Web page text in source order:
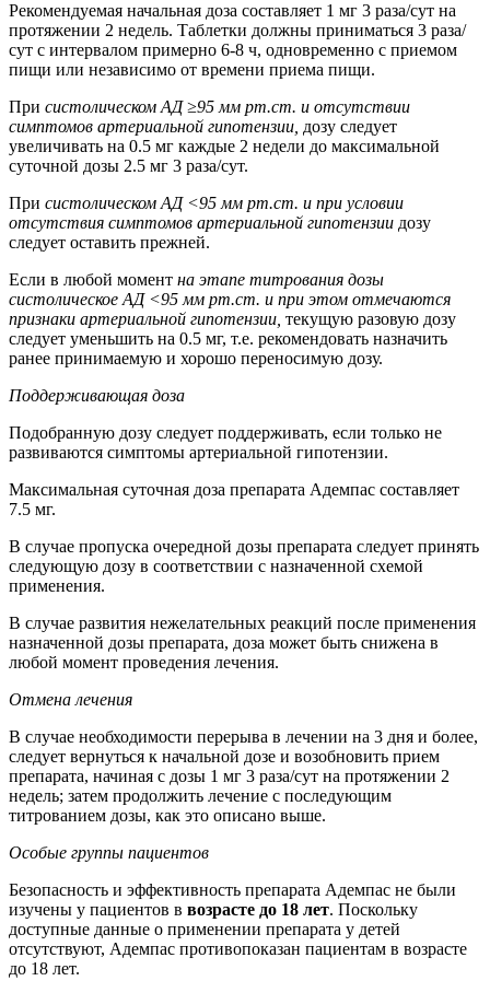
Рекомендуемая начальная доза составляет 1 мг 3 раза/сут на
протяжении 2 недель. Таблетки должны приниматься 3 раза/
сут с интервалом примерно 6-8 ч, одновременно с приемом
пищи или независимо от времени приема пищи.
При систолическом АД ≥95 мм рт.ст. и отсутствии
симптомов артериальной гипотензии, дозу следует
увеличивать на 0.5 мг каждые 2 недели до максимальной
суточной дозы 2.5 мг 3 раза/сут.
При систолическом АД <95 мм рт.ст. и при условии
отсутствия симптомов артериальной гипотензии дозу
следует оставить прежней.
Если в любой момент на этапе титрования дозы
систолическое АД <95 мм рт.ст. и при этом отмечаются
признаки артериальной гипотензии, текущую разовую дозу
следует уменьшить на 0.5 мг, т.е. рекомендовать назначить
ранее принимаемую и хорошо переносимую дозу.
Поддерживающая доза
Подобранную дозу следует поддерживать, если только не
развиваются симптомы артериальной гипотензии.
Максимальная суточная доза препарата Адемпас составляет
7.5 мг.
В случае пропуска очередной дозы препарата следует принять
следующую дозу в соответствии с назначенной схемой
применения.
В случае развития нежелательных реакций после применения
назначенной дозы препарата, доза может быть снижена в
любой момент проведения лечения.
Отмена лечения
В случае необходимости перерыва в лечении на 3 дня и более,
следует вернуться к начальной дозе и возобновить прием
препарата, начиная с дозы 1 мг 3 раза/сут на протяжении 2
недель; затем продолжить лечение с последующим
титрованием дозы, как это описано выше.
Особые группы пациентов
Безопасность и эффективность препарата Адемпас не были
изучены у пациентов в возрасте до 18 лет. Поскольку
доступные данные о применении препарата у детей
отсутствуют, Адемпас противопоказан пациентам в возрасте
до 18 лет.